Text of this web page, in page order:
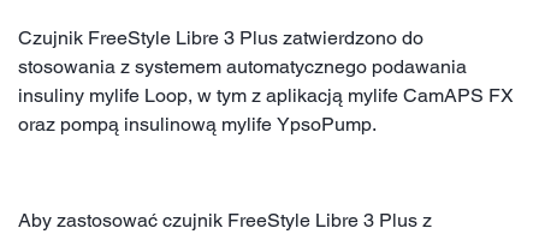
Czujnik FreeStyle Libre 3 Plus zatwierdzono do
stosowania z systemem automatycznego podawania
insuliny mylife Loop, w tym z aplikacją mylife CamAPS FX
oraz pompą insulinową mylife YpsoPump.
Aby zastosować czujnik FreeStyle Libre 3 Plus z